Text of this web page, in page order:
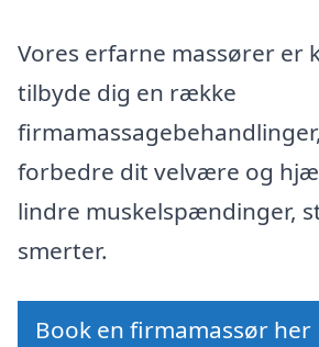
Vores erfarne massører er
tilbyde dig en række
forbedre dit velvære og
lindre muskelspændinger,
smerter.
Book en firmamassør her